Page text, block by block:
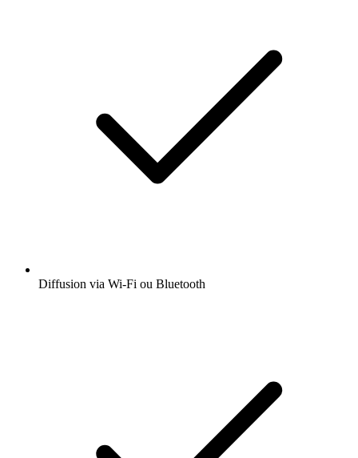
Diffusion via Wi-Fi ou Bluetooth